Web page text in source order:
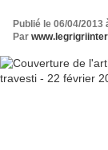
Publié le 06/04/2013
Par